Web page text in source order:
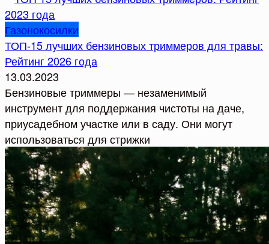
Газонокосилки
ТОП-15 лучших бензиновых триммеров для травы:
Рейтинг 2026 года
13.03.2023
Бензиновые триммеры — незаменимый
инструмент для поддержания чистоты на даче,
приусадебном участке или в саду. Они могут
использоваться для стрижки